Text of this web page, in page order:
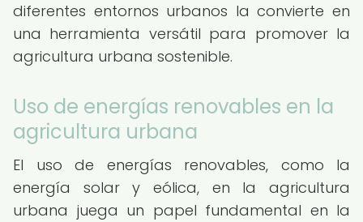
diferentes entornos urbanos la convierte en
una herramienta versátil para promover la
agricultura urbana sostenible.
Uso de energías renovables en la
agricultura urbana
El uso de energías renovables, como la
energía solar y eólica, en la agricultura
urbana juega un papel fundamental en la